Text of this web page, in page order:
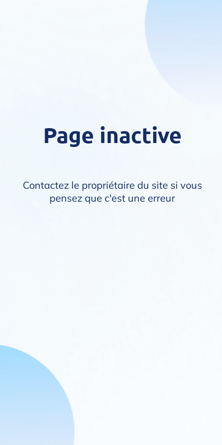
Page inactive
Contactez le propriétaire du site si vous
pensez que c'est une erreur